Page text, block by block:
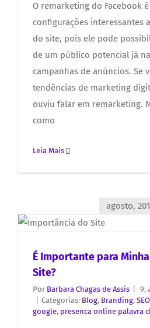
O remarketing do Facebook
configurações interessantes
do site, pois ele pode
de um público potencial já
campanhas de anúncios. Se
tendências de marketing
ouviu falar em remarketing.
como
Leia Mais
agosto,
É Importante para
Site?
Por Barbara Chagas de Assis
9,
Categorias: Blog, Branding, SEO
google, presenca online palavra